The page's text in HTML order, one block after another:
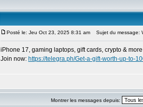
Posté le: Jeu Oct 23, 2025 8:31 am Sujet du message:
iPhone 17, gaming laptops, gift cards, crypto &
Join now: https://telegra.ph/Get-a-gift-worth-up-to-
Montrer les messages depuis: